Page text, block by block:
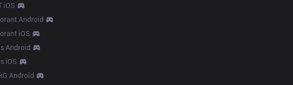
iOS
Android
iOS
Android
iOS
Android